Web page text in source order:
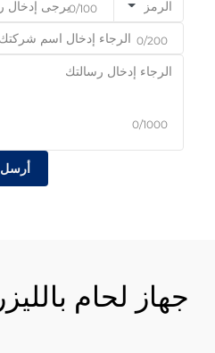
الرمز 0/100
0/200
0/1000
أرسل
جهاز لحام